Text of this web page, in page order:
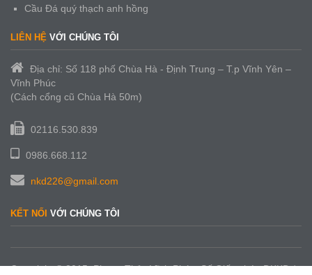
Cầu Đá quý thạch anh hồng
LIÊN HỆ VỚI CHÚNG TÔI
Địa chỉ: Số 118 phố Chùa Hà - Định Trung – T.p Vĩnh Yên –
Vĩnh Phúc
(Cách cổng cũ Chùa Hà 50m)
02116.530.839
0986.668.112
nkd226@gmail.com
KẾT NỐI VỚI CHÚNG TÔI
Copyright © 2015. Phong Thủy Vĩnh Phúc. Số Giấy phép ĐKKD /